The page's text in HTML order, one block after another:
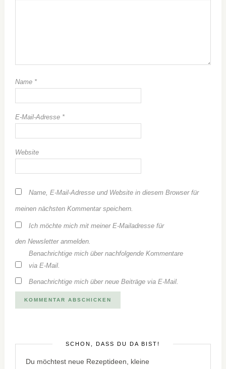
Name *
E-Mail-Adresse *
Website
Name, E-Mail-Adresse und Website in diesem Browser für
meinen nächsten Kommentar speichern.
Ich möchte mich mit meiner E-Mailadresse für
den Newsletter anmelden.
Benachrichtige mich über nachfolgende Kommentare
via E-Mail.
Benachrichtige mich über neue Beiträge via E-Mail.
SCHÖN, DASS DU DA BIST!
Du möchtest neue Rezeptideen, kleine